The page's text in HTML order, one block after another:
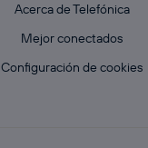
Acerca de Telefónica
Mejor conectados
Configuración de cookies